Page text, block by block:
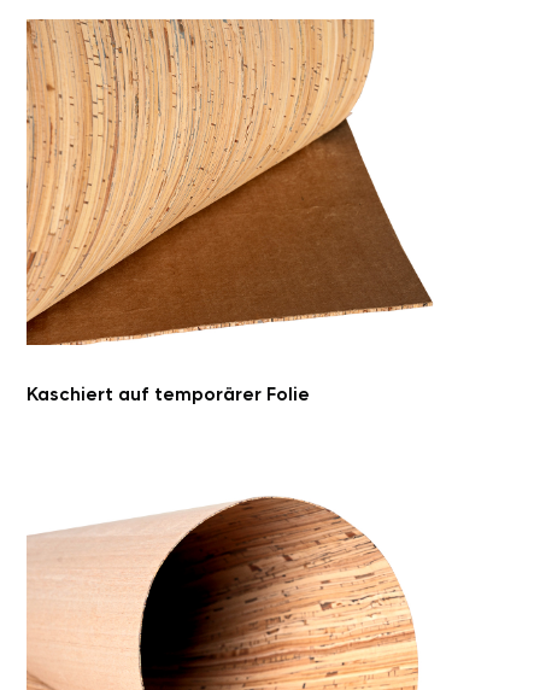
Größe Furnierblatt: 1.500 mm x 300 mm
Stärke Furnier: 0,7 mm oder 1,0 mm
Kaschiert auf temporärer Folie
Größe Furnierblatt: max. 3.400 mm x 1.200 mm
Stärke Furnier: 1,0 mm